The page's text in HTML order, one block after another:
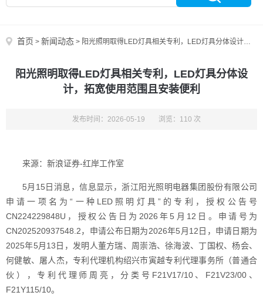
首页 > 新闻动态 > 阳光照明取得LED灯具相关专利，LED灯具分体设计，拓宽使用范围且安装便利
阳光照明取得LED灯具相关专利，LED灯具分体设
计，拓宽使用范围且安装便利
发布时间：2026-05-19 浏览：110 次
来源：新浪证券-红岸工作室
5月15日消息，信息显示，浙江阳光照明电器集团股份有限公司
申请一项名为“一种LED照明灯具”的专利，授权公告号
CN224229848U，授权公告日为2026年5月12日。申请号为
CN202520937548.2，申请公布日期为2026年5月12日，申请日期为
2025年5月13日，发明人董方瑞、周崇浩、徐海波、丁国权、杨会、
何健敏、屠人杰，专利代理机构绍兴市寅越专利代理事务所（普通合
伙），专利代理师周亮，分类号F21V17/10、F21V23/00、
F21Y115/10。